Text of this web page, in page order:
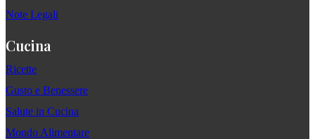
Note Legali
Cucina
Ricette
Gusto e Benessere
Salute in Cucina
Mondo Alimentare